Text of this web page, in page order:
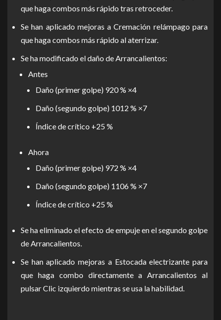
que haga combos más rápido tras retroceder.
Se han aplicado mejoras a Cremación relámpago para
que haga combos más rápido al aterrizar.
Se ha modificado el daño de Arrancalientos:
Antes
Daño (primer golpe) 920 % ×4
Daño (segundo golpe) 1012 % ×7
Índice de crítico +25 %
Ahora
Daño (primer golpe) 972 % ×4
Daño (segundo golpe) 1106 % ×7
Índice de crítico +25 %
Se ha eliminado el efecto de empuje en el segundo golpe
de Arrancalientos.
Se han aplicado mejoras a Estocada electrizante para
que haga combo directamente a Arrancalientos al
pulsar Clic izquierdo mientras se usa la habilidad.